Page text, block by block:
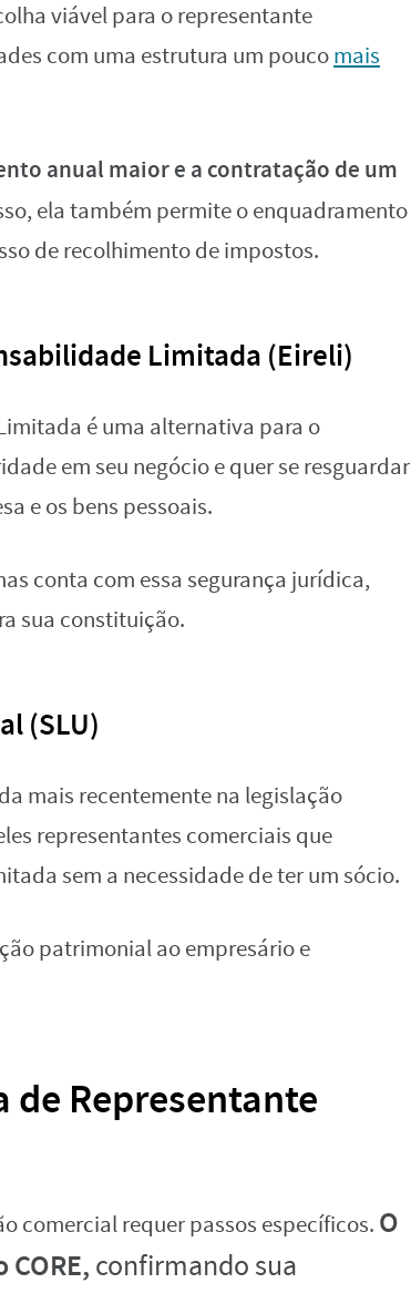
viável para o representante
com uma estrutura um poucomais
anual maior e a contratação de um
ela também permite o enquadramento
de recolhimento de impostos.
Limitada (Eireli)
é uma alternativa para o
em seu negócio e quer se resguardar
e os bens pessoais.
conta com essa segurança jurídica,
sua constituição.
(SLU)
mais recentemente na legislação
representantes comerciais que
sem a necessidade de ter um sócio.
patrimonial ao empresário e
de Representante
comercial requer passos específicos. O
confirmando sua